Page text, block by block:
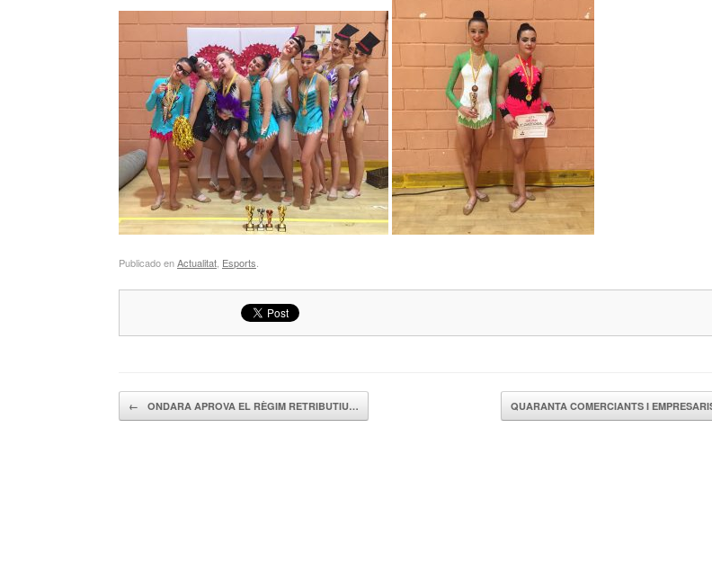
Publicado enActualitat Esports
Navegador de artículos
← ONDARA APROVA EL RÈGIM RETRIBUTIU… QUARANTA COMERCIANTS I